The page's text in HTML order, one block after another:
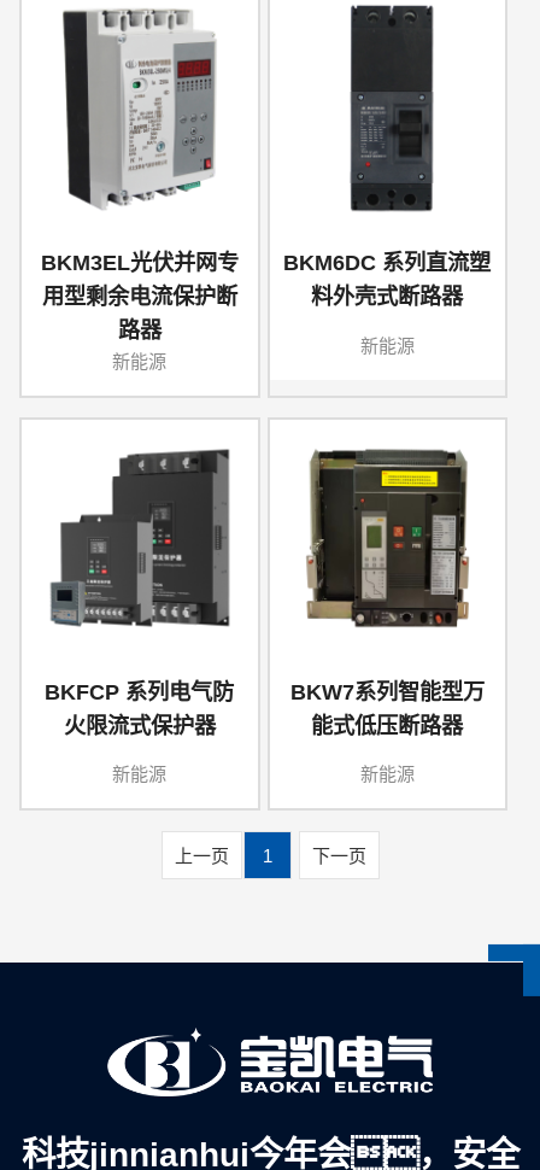
BKM3EL光伏并网专
用型剩余电流保护断
路器
新能源
BKM6DC 系列直流塑
料外壳式断路器
新能源
BKFCP 系列电气防
火限流式保护器
新能源
BKW7系列智能型万
能式低压断路器
新能源
上一页 1 下一页
科技jinnianhui今年会，安全